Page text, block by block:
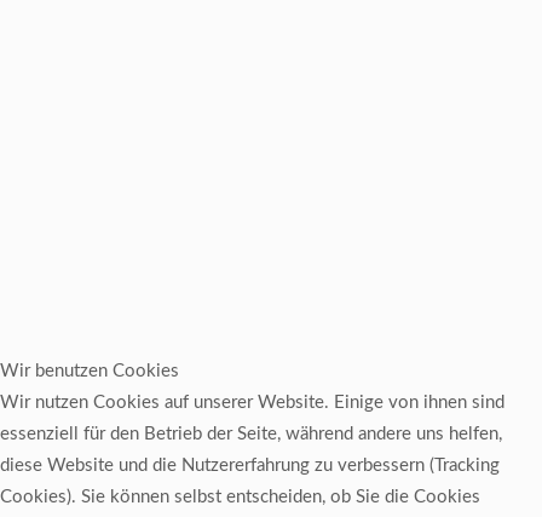
Wir benutzen Cookies
Wir nutzen Cookies auf unserer Website. Einige von ihnen sind
essenziell für den Betrieb der Seite, während andere uns helfen,
diese Website und die Nutzererfahrung zu verbessern (Tracking
Cookies). Sie können selbst entscheiden, ob Sie die Cookies